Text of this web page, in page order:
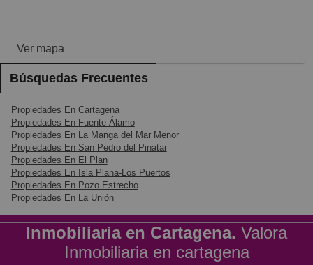
Ver mapa
Búsquedas Frecuentes
Propiedades En Cartagena
Propiedades En Fuente-Álamo
Propiedades En La Manga del Mar Menor
Propiedades En San Pedro del Pinatar
Propiedades En El Plan
Propiedades En Isla Plana-Los Puertos
Propiedades En Pozo Estrecho
Propiedades En La Unión
Inmobiliaria en Cartagena. Valora
Inmobiliaria en cartagena